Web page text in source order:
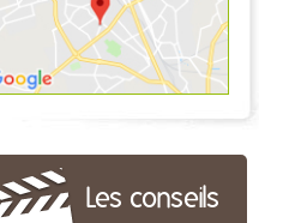
Les conseils